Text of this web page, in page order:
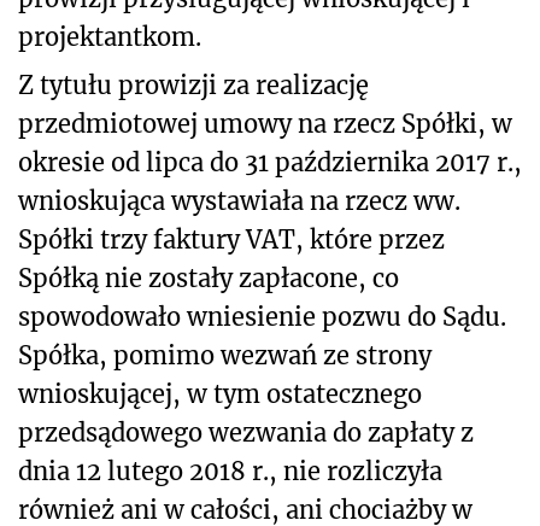
projektantkom.
Z tytułu prowizji za realizację
przedmiotowej umowy na rzecz Spółki, w
okresie od lipca do 31 października 2017 r.,
wnioskująca wystawiała na rzecz ww.
Spółki trzy faktury VAT, które przez
Spółką nie zostały zapłacone, co
spowodowało wniesienie pozwu do Sądu.
Spółka, pomimo wezwań ze strony
wnioskującej, w tym ostatecznego
przedsądowego wezwania do zapłaty z
dnia 12 lutego 2018 r., nie rozliczyła
również ani w całości, ani chociażby w